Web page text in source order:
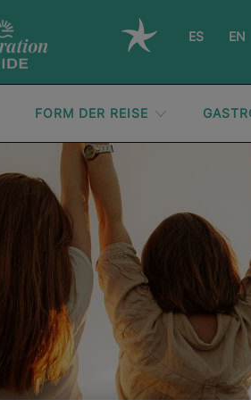
ES EN
FORM DER REISE